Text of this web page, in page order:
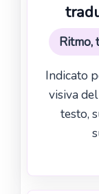
Ritmo,
Indicato
visiva
testo,